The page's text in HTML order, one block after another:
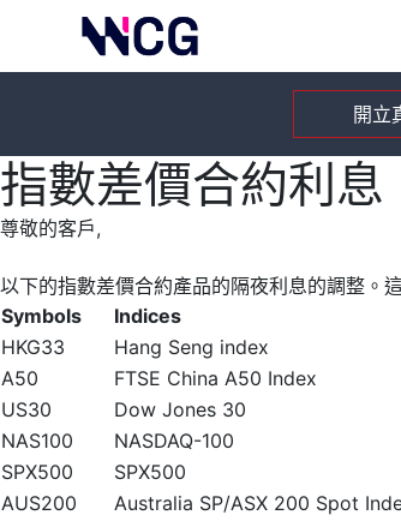
開立
指數差價合約利
尊敬的客戶,
以下的指數差價合約產品的隔夜利息的調整。
Symbols
Indices
HKG33
Hang Seng index
A50
FTSE China A50 Index
US30
Dow Jones 30
NAS100
NASDAQ-100
SPX500
SPX500
AUS200
Australia SP/ASX 200 Spot